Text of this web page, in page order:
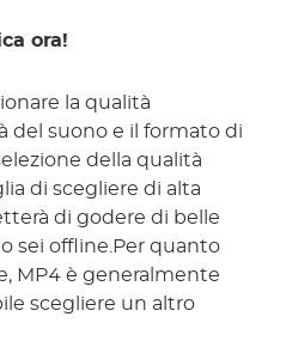
ora!
la qualità
del suono e il formato di
della qualità
di scegliere di alta
di godere di belle
sei offline.Per quanto
MP4 è generalmente
scegliere un altro